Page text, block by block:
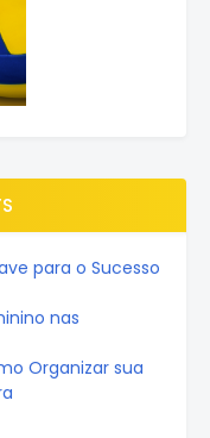
para o Sucesso
nas
Organizar sua